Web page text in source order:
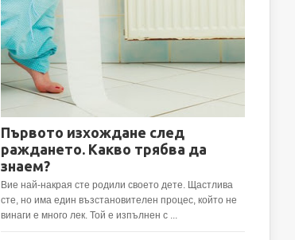
Първото изхождане след
раждането. Какво трябва да
знаем?
Вие най-накрая сте родили своето дете. Щастлива
сте, но има един възстановителен процес, който не
винаги е много лек. Той е изпълнен с ...